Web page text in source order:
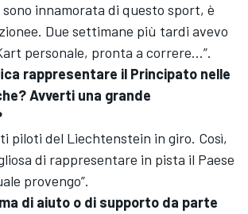
innamorata di questo sport, è
Due settimane più tardi avevo
personale, pronta a correre...”.
rappresentare il Principato nelle
Avverti una grande
piloti del Liechtenstein in giro. Così,
di rappresentare in pista il Paese
provengo”.
di aiuto o di supporto da parte